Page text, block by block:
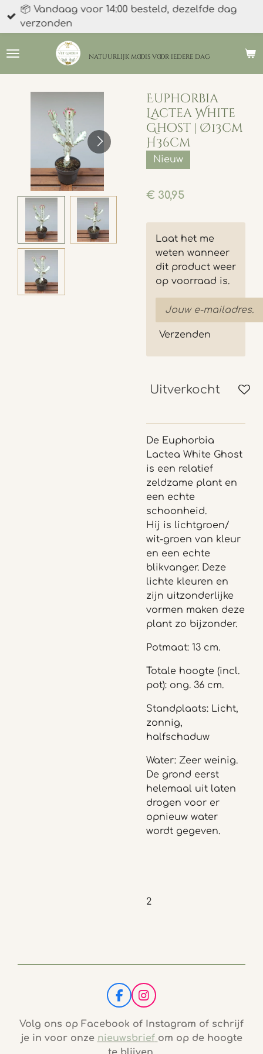
Ga
direct
de
natuurlijk moois voor iedere dag
📦 Vandaag voor 14:00 besteld, dezelfde dag
verzonden
Euphorbia
Lactea White
Ghost | Ø13cm
H36cm
Nieuw
€ 30,95
Laat het me
weten wanneer
dit product weer
op voorraad is.
Verzenden
Uitverkocht
De Euphorbia
Lactea White Ghost
is een relatief
zeldzame plant en
een echte
schoonheid.
Hij is lichtgroen/
wit-groen van kleur
en een echte
blikvanger. Deze
lichte kleuren en
zijn uitzonderlijke
vormen maken deze
plant zo bijzonder.
Potmaat: 13 cm.
Totale hoogte (incl.
pot): ong. 36 cm.
Standplaats: Licht,
zonnig,
halfschaduw
Water: Zeer weinig.
De grond eerst
helemaal uit laten
drogen voor er
opnieuw water
wordt gegeven.
2
F
a
c
b
I
n
s
t
a
Volg ons op Facebook of Instagram of schrijf
je in voor onze nieuwsbrief om op de hoogte